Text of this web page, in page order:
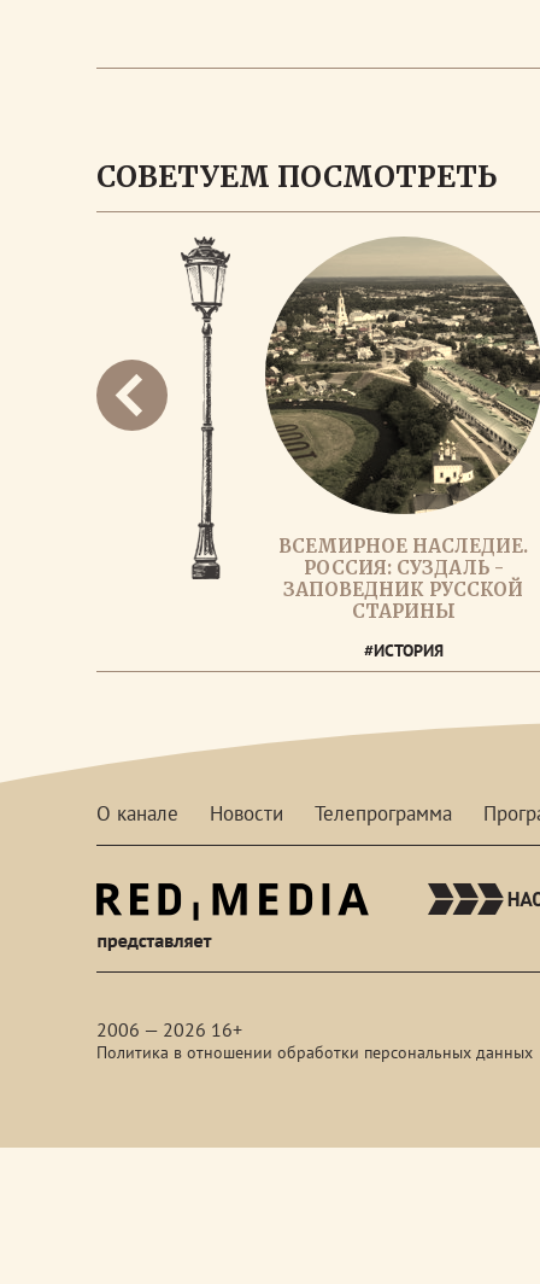
СОВЕТУЕМ ПОСМОТРЕТЬ
ВСЕМИРНОЕ НАСЛЕДИЕ.
РОССИЯ: СУЗДАЛЬ -
ЗАПОВЕДНИК РУССКОЙ
СТАРИНЫ
#ИСТОРИЯ
О канале Новости Телепрограмма
2006 — 2026 16+
Политика в отношении обработки персональных данных